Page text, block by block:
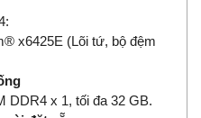
x6425E (Lõi tứ, bộ đệm
DDR4 x 1, tối đa 32 GB.